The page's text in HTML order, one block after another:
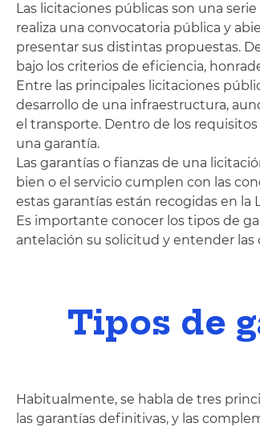
Las licitaciones públicas son una
realiza una convocatoria pública y
presentar sus distintas propuestas.
bajo los criterios de eficiencia,
Entre las principales licitaciones
desarrollo de una infraestructura,
el transporte. Dentro de los
una garantía.
Las garantías o fianzas de una
bien o el servicio cumplen con las
estas garantías están recogidas en la
Es importante conocer los tipos de
antelación su solicitud y entender las
Tipos de
Habitualmente, se habla de tres
las garantías definitivas, y las